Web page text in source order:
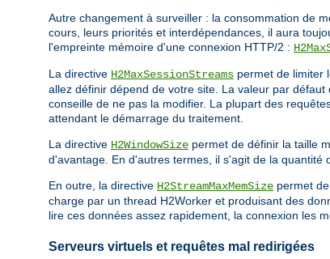
Autre changement à surveiller : la consommation de
cours, leurs priorités et interdépendances, il aura
l'empreinte mémoire d'une connexion HTTP/2 :
La directive H2MaxSessionStreams permet de limiter
allez définir dépend de votre site. La valeur par
conseille de ne pas la modifier. La plupart des
attendant le démarrage du traitement.
La directive H2WindowSize permet de définir la taille
d'avantage. En d'autres termes, il s'agit de la
En outre, la directive H2StreamMaxMemSize permet
charge par un thread H2Worker et produisant des
lire ces données assez rapidement, la connexion les
Serveurs virtuels et requêtes mal redirigées